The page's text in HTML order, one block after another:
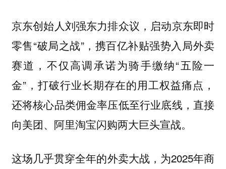
京东创始人刘强东力排众议，启动京东即时
零售“破局之战”，携百亿补贴强势入局外卖
赛道，不仅高调承诺为骑手缴纳“五险一
金”，打破行业长期存在的用工权益痛点，
还将核心品类佣金率压低至行业底线，直接
向美团、阿里淘宝闪购两大巨头宣战。
这场几乎贯穿全年的外卖大战，为2025年商